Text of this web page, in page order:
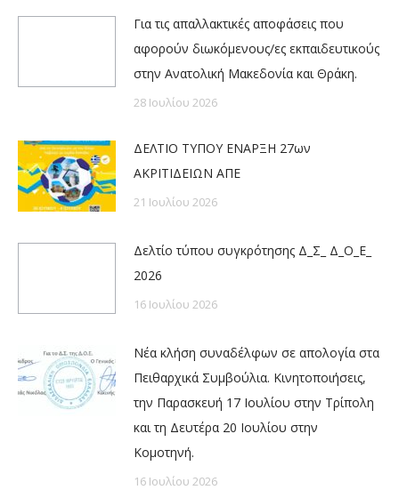
Για τις απαλλακτικές αποφάσεις που
αφορούν διωκόμενους/ες εκπαιδευτικούς
στην Ανατολική Μακεδονία και Θράκη.
28 Ιουλίου 2026
ΔΕΛΤΙΟ ΤΥΠΟΥ ΕΝΑΡΞΗ 27ων
ΑΚΡΙΤΙΔΕΙΩΝ ΑΠΕ
21 Ιουλίου 2026
Δελτίο τύπου συγκρότησης Δ_Σ_ Δ_Ο_Ε_
2026
16 Ιουλίου 2026
Νέα κλήση συναδέλφων σε απολογία στα
Πειθαρχικά Συμβούλια. Κινητοποιήσεις,
την Παρασκευή 17 Ιουλίου στην Τρίπολη
και τη Δευτέρα 20 Ιουλίου στην
Κομοτηνή.
16 Ιουλίου 2026